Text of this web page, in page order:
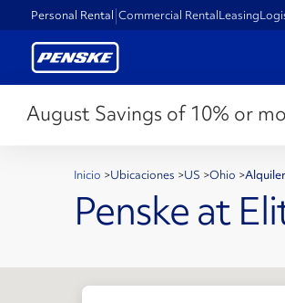
Personal Rental Commercial RentalLeasing
August Savings of 10% or
Inicio >Ubicaciones >US >Ohio >
Penske at